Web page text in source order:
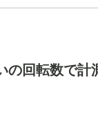
の回転数で計